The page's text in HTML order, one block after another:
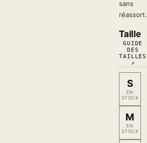
sans
réassort.
Taille
GUIDE
DES
TAILLES
↗
S
EN
STOCK
M
EN
STOCK